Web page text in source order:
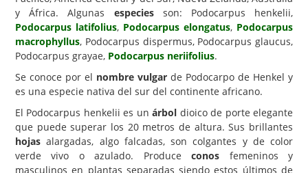
Carencias
Fotos
Árboles y Palmeras
Arbustos y Trepadoras
Cactus y Suculentas
y África. Algunas especiesson: Podocarpus henkelii,
Podocarpus latifolius, Podocarpus elongatus, Podocarpus
macrophyllus, Podocarpus dispermus, Podocarpus glaucus,
Podocarpus grayae, Podocarpus neriifolius.
Se conoce por el nombre vulgar de Podocarpo de Henkel y
es una especie nativa del sur del continente africano.
El Podocarpus henkelii es unárbol dioico de porte elegante
que puede superar los 20 metros de altura. Sus brillantes
hojas alargadas, algo falcadas, son colgantes y de color
verde vivo o azulado. Produceconos femeninos y
masculinos en plantas separadas siendo estos últimos de